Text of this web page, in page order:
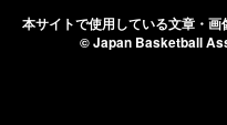
本サイトで使用している文章・画
© Japan Basketball